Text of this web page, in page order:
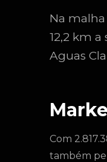
Na
12,2 km
Aguas
Com
também